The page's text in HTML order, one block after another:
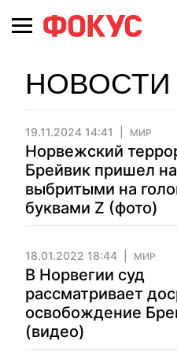
НОВОСТИ
19.11.2024 14:41 МИР
Норвежский
Брейвик пришел
выбритыми на
буквами Z (фото)
18.01.2022 18:44 МИР
В Норвегии суд
рассматривает
освобождение
(видео)